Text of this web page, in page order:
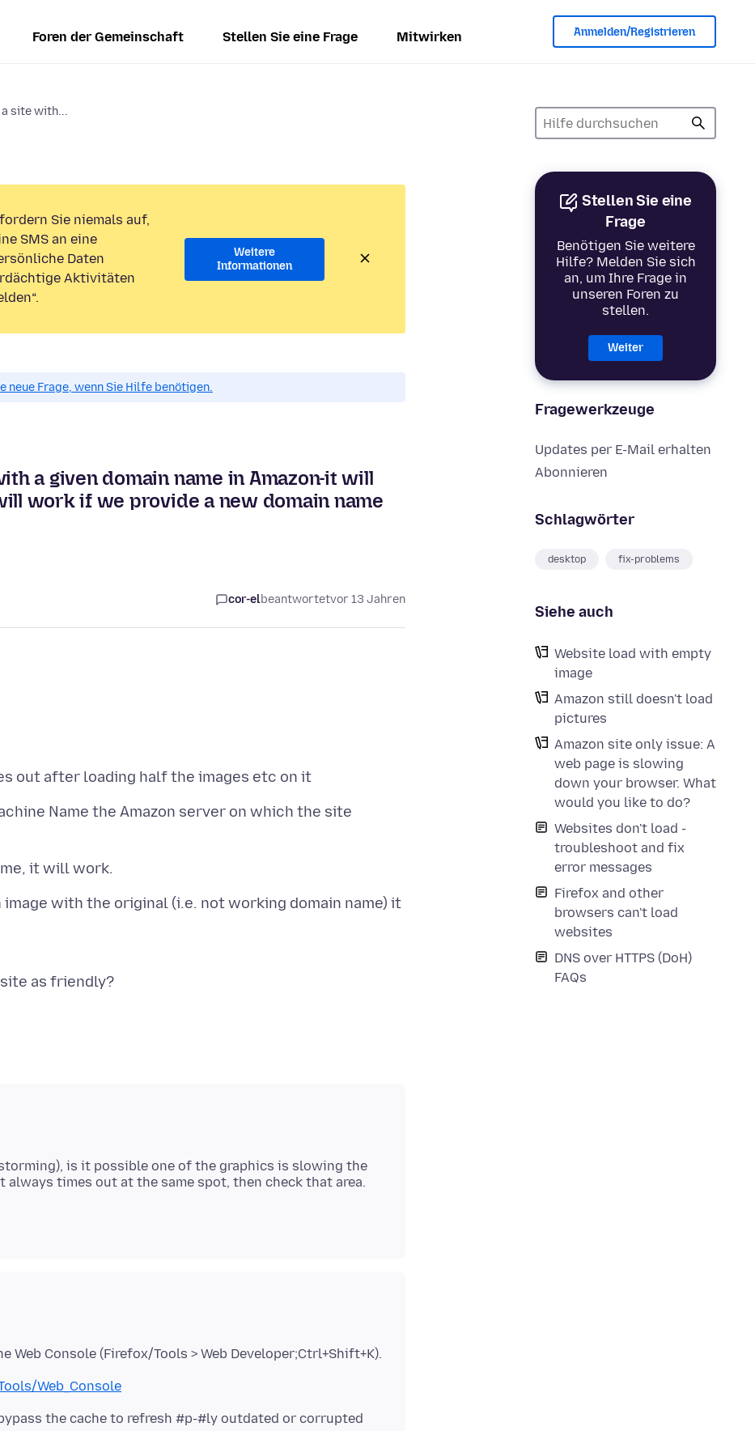
Foren der Gemeinschaft Stellen Sie eine Frage Mitwirken Anmelden/Registrieren
a site with...
Stellen Sie eine
Frage
Benötigen Sie weitere
Hilfe? Melden Sie sich
an, um Ihre Frage in
unseren Foren zu
stellen.
Weiter
Fragewerkzeuge
Updates per E-Mail erhalten
Abonnieren
Schlagwörter
desktop fix-problems
Siehe auch
Website load with empty
image
Amazon still doesn't load
pictures
Amazon site only issue: A
web page is slowing
down your browser. What
would you like to do?
Websites don't load -
troubleshoot and fix
error messages
Firefox and other
browsers can't load
websites
DNS over HTTPS (DoH)
FAQs
Sie niemals auf,
SMS an eine
Daten
Aktivitäten
Weitere
Informationen
neue Frage, wenn Sie Hilfe benötigen.
a given domain name in Amazon-it will
work if we provide a new domain name
cor-elbeantwortetvor 13 Jahren
Name the Amazon server on which the site
with the original (i.e. not working domain name) it
is it possible one of the graphics is slowing the
Web_Console
the cache to refresh #p-#ly outdated or corrupted